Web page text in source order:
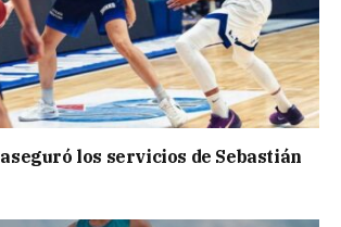
los servicios de Sebastián